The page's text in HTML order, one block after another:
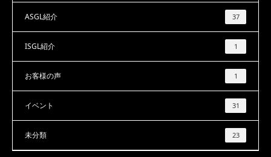
ASGL紹介 37
ISGL紹介 1
お客様の声 1
イベント 31
未分類 23